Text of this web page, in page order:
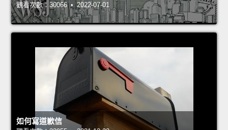
觀看次數：30066 • 2022-07-01
如何寫道歉信